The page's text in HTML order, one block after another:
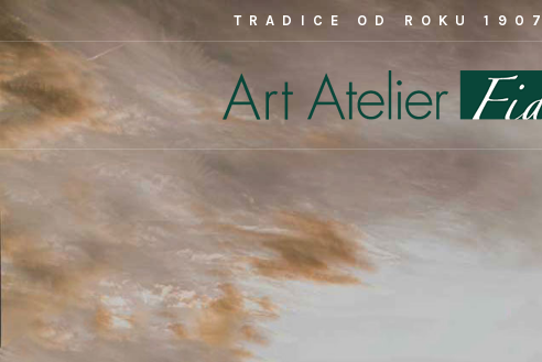
TRADICE OD ROKU 1907